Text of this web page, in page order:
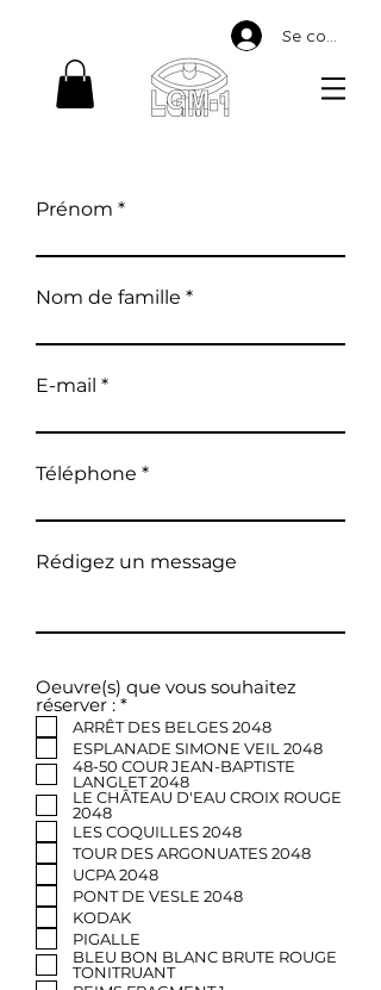
Se connecter
Prénom
Nom de famille
E-mail
Téléphone
Rédigez un message
Oeuvre(s) que vous souhaitez
réserver : *O
b
l
i
g
a
t
o
i
r
e
ARRÊT DES BELGES 2048
ESPLANADE SIMONE VEIL 2048
48-50 COUR JEAN-BAPTISTE
LANGLET 2048
LE CHÂTEAU D'EAU CROIX ROUGE
2048
LES COQUILLES 2048
TOUR DES ARGONUATES 2048
UCPA 2048
PONT DE VESLE 2048
KODAK
PIGALLE
BLEU BON BLANC BRUTE ROUGE
TONITRUANT